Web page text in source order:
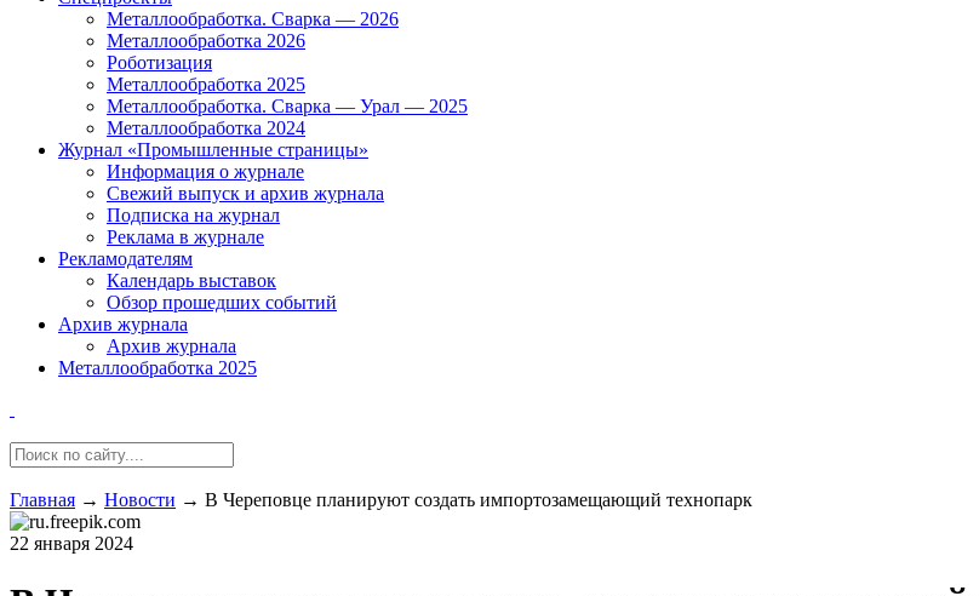
Металлообработка. Сварка — 2026
Металлообработка 2026
Роботизация
Металлообработка 2025
Металлообработка. Сварка — Урал — 2025
Металлообработка 2024
Журнал «Промышленные страницы»
Информация о журнале
Свежий выпуск и архив журнала
Подписка на журнал
Реклама в журнале
Рекламодателям
Календарь выставок
Обзор прошедших событий
Архив журнала
Архив журнала
Металлообработка 2025
Главная → Новости → В Череповце планируют создать импортозамещающий технопарк
22 января 2024